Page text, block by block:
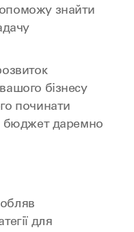
знайти
бізнесу
починати
бюджет даремно
для